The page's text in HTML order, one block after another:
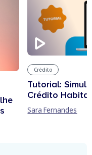
Crédito
Tutorial:
Crédito
Sara Fernandes